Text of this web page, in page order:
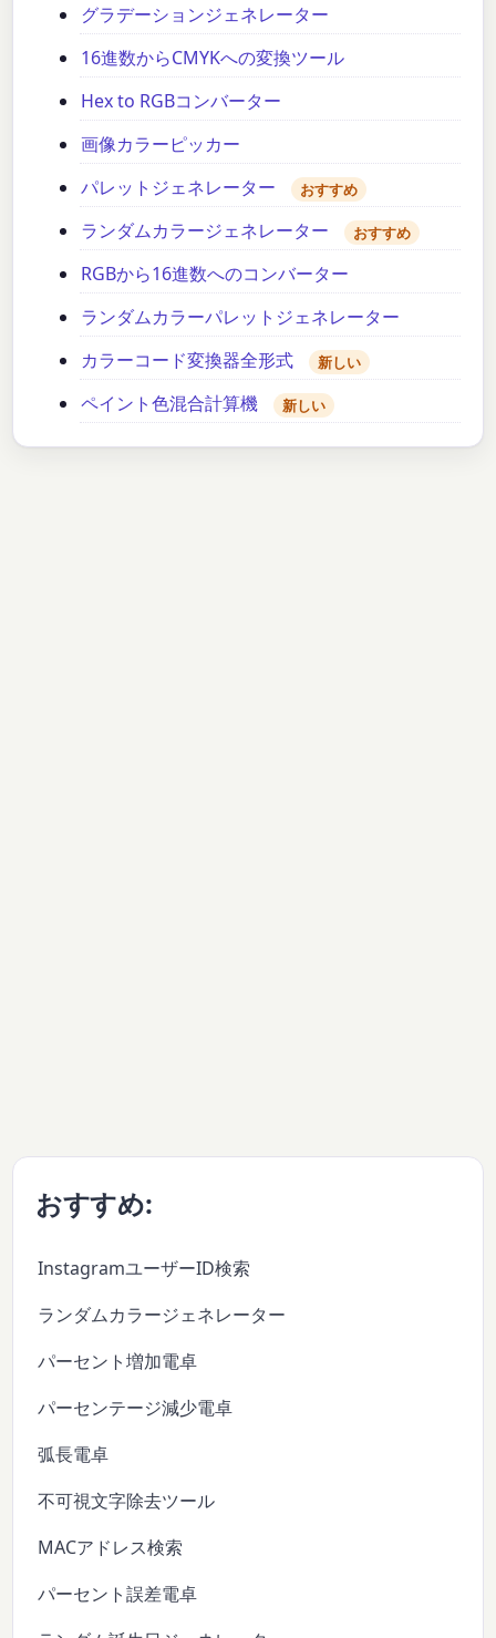
グラデーションジェネレーター
16進数からCMYKへの変換ツール
Hex to RGBコンバーター
画像カラーピッカー
パレットジェネレーター
おすすめ
ランダムカラージェネレーター おすすめ
RGBから16進数へのコンバーター
ランダムカラーパレットジェネレーター
カラーコード変換器全形式
新しい
ペイント色混合計算機 新しい
おすすめ:
InstagramユーザーID検索
ランダムカラージェネレーター
パーセント増加電卓
パーセンテージ減少電卓
弧長電卓
不可視文字除去ツール
MACアドレス検索
パーセント誤差電卓